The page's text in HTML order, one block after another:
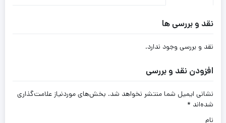
نقد و بررسی ها
نقد و بررسی وجود ندارد.
افزودن نقد و بررسی
نشانی ایمیل شما منتشر نخواهد شد. بخش‌های موردنیاز علامت‌گذاری
شده‌اند *
نام